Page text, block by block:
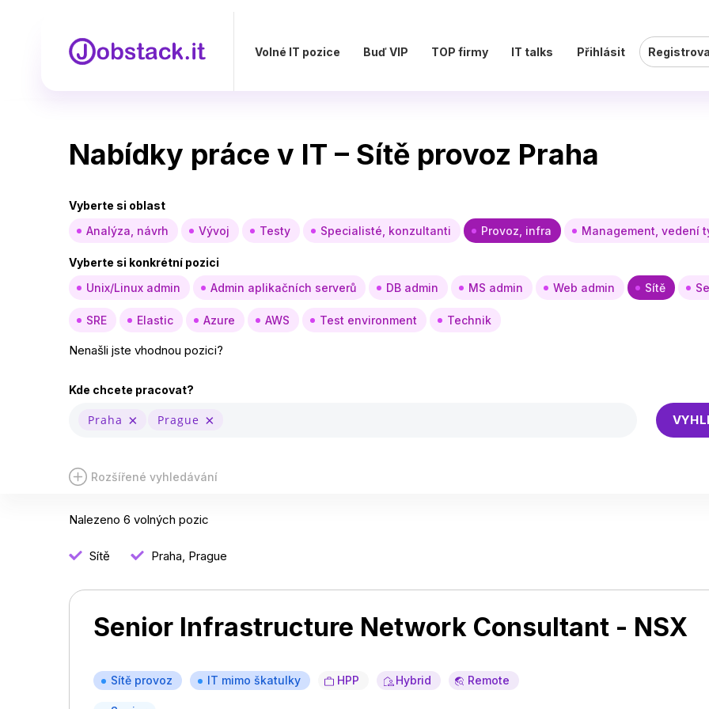
Volné IT pozice Buď VIP TOP firmy IT talks Přihlásit
Nabídky práce v IT – Sítě provoz Praha
Vyberte si oblast
Analýza, návrh
Vývoj Testy Specialisté, konzultanti Provoz, infra Management, vedení
Vyberte si konkrétní pozici
Unix/Linux admin
Admin aplikačních serverů DB admin MS admin Web admin Sítě
SRE Elastic Azure AWS Test environment Technik
Nenašli jste vhodnou pozici?
Kde chcete pracovat?
Praha Prague
Rozšířené vyhledávání
Nalezeno 6 volných pozic
Sítě Praha, Prague
Senior Infrastructure Network Consultant - NSX
Sítě provoz IT mimo škatulky HPP Hybrid Remote